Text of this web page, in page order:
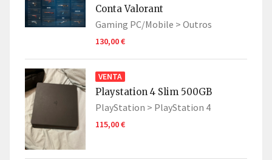
Conta Valorant
Gaming PC/Mobile > Outros
130,00 €
VENTA
Playstation 4 Slim 500GB
PlayStation > PlayStation 4
115,00 €